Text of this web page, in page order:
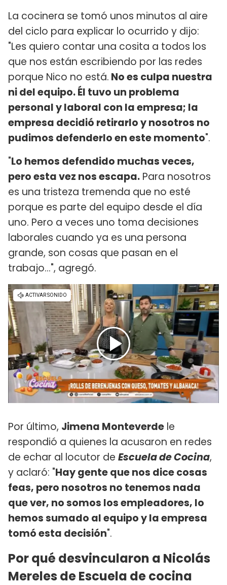
La cocinera se tomó unos minutos al aire
del ciclo para explicar lo ocurrido y dijo:
"Les quiero contar una cosita a todos los
que nos están escribiendo por las redes
porque Nico no está. No es culpa nuestra
ni del equipo. Él tuvo un problema
personal y laboral con la empresa; la
empresa decidió retirarlo y nosotros no
pudimos defenderlo en este momento".
"Lo hemos defendido muchas veces,
pero esta vez nos escapa. Para nosotros
es una tristeza tremenda que no esté
porque es parte del equipo desde el día
uno. Pero a veces uno toma decisiones
laborales cuando ya es una persona
grande, son cosas que pasan en el
trabajo...", agregó.
Por último, Jimena Monteverde le
respondió a quienes la acusaron en redes
de echar al locutor de Escuela de Cocina,
y aclaró: "Hay gente que nos dice cosas
feas, pero nosotros no tenemos nada
que ver, no somos los empleadores, lo
hemos sumado al equipo y la empresa
tomó esta decisión".
Por qué desvincularon a Nicolás
Mereles de Escuela de cocina